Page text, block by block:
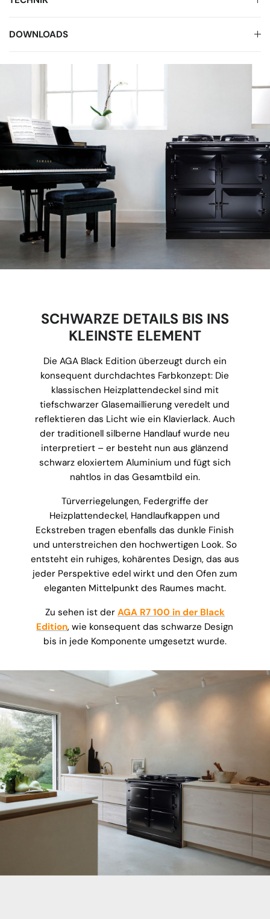
DOWNLOADS
SCHWARZE DETAILS BIS INS
KLEINSTE ELEMENT
Die AGA Black Edition überzeugt durch ein
konsequent durchdachtes Farbkonzept: Die
klassischen Heizplattendeckel sind mit
tiefschwarzer Glasemaillierung veredelt und
reflektieren das Licht wie ein Klavierlack. Auch
der traditionell silberne Handlauf wurde neu
interpretiert – er besteht nun aus glänzend
schwarz eloxiertem Aluminium und fügt sich
nahtlos in das Gesamtbild ein.
Türverriegelungen, Federgriffe der
Heizplattendeckel, Handlaufkappen und
Eckstreben tragen ebenfalls das dunkle Finish
und unterstreichen den hochwertigen Look. So
entsteht ein ruhiges, kohärentes Design, das aus
jeder Perspektive edel wirkt und den Ofen zum
eleganten Mittelpunkt des Raumes macht.
Zu sehen ist der AGA R7 100 in der Black
Edition, wie konsequent das schwarze Design
bis in jede Komponente umgesetzt wurde.